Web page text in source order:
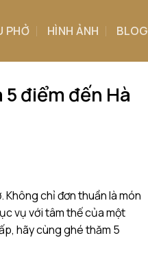
PHỞ HÌNH ẢNH BLOG
điểm đến Hà
chỉ đơn thuần là món
vụ với tâm thế của một
hãy cùng ghé thăm 5